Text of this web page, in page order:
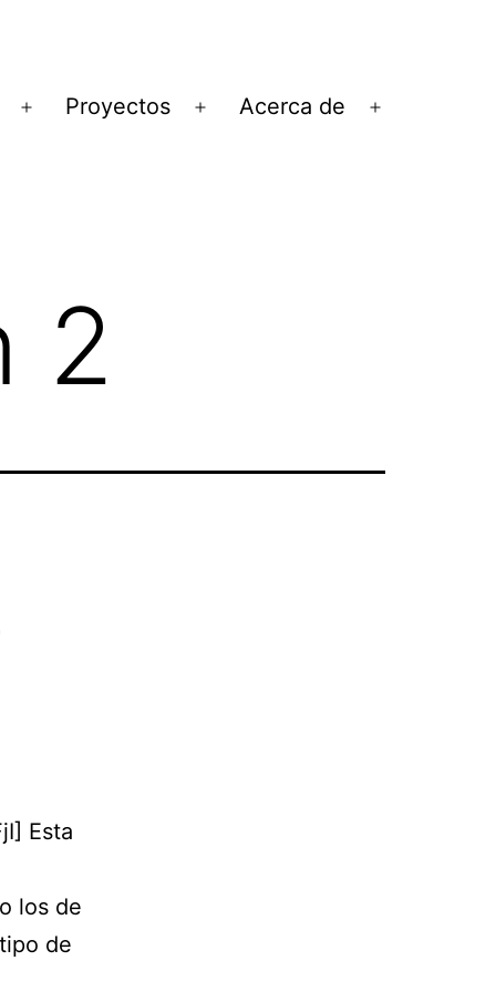
Abrir
Proyectos
Abrir
Acerca de
2
Esta
los de
de